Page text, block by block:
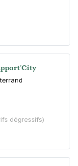
dégressifs)